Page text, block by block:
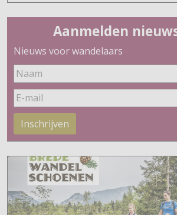
Aanmelden
Nieuws voor wandelaars
Inschrijven